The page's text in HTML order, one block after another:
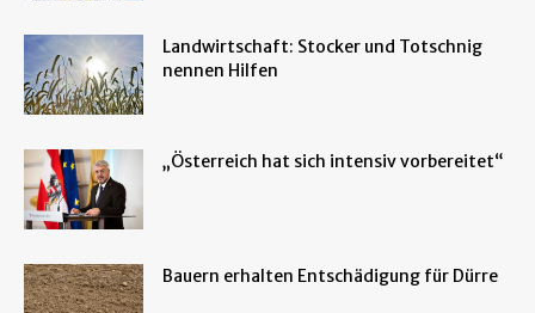
Landwirtschaft: Stocker und Totschnig
nennen Hilfen
„Österreich hat sich intensiv vorbereitet“
Bauern erhalten Entschädigung für Dürre